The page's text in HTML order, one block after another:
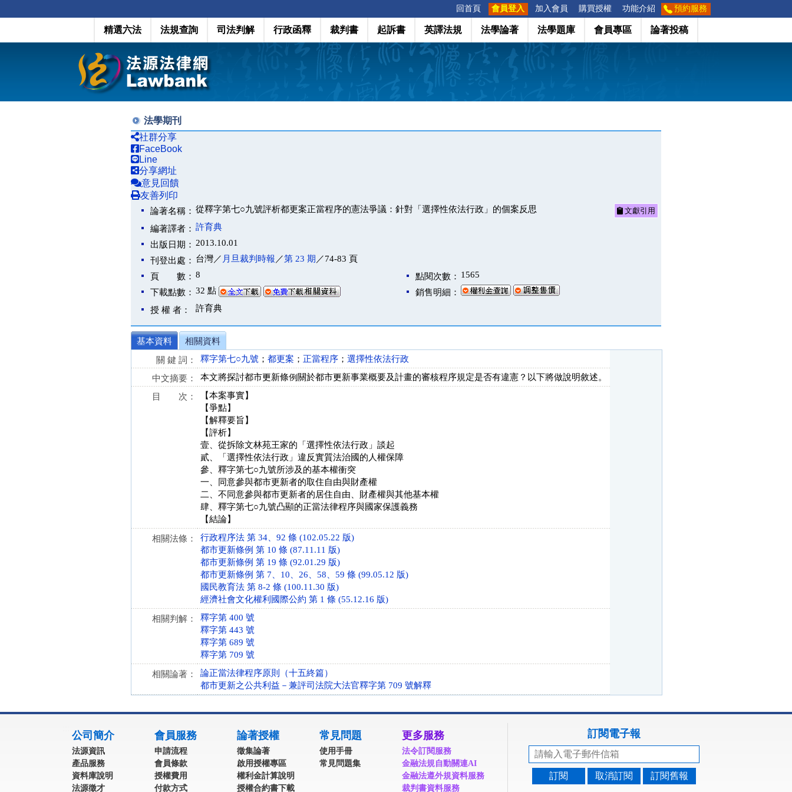
回首頁 會員登入 加入會員 購買授權 功能介紹 預約服務
精選六法 法規查詢 司法判解 行政函釋 裁判書 起訴書 英譯法規 法學論著 法學題庫 會員專區 論著投稿
法學期刊
社群分享
FaceBook
Line
分享網址
意見回饋
友善列印
論著名稱： 從釋字第七○九號評析都更案正當程序的憲法爭議：針對「選擇性依法行政」的個案反思 文獻引用
編著譯者： 許育典
出版日期： 2013.10.01
刊登出處： 台灣／ 月旦裁判時報 ／第 23 期 ／74-83 頁
頁 數： 8 點閱次數： 1565
下載點數： 32 點
銷售明細：
授 權 者：
許育典
基本資料
相關資料
關 鍵 詞：
釋字第七○九號 ； 都更案 ； 正當程序 ； 選擇性依法行政
中文摘要： 本文將探討都市更新條例關於都市更新事業概要及計畫的審核程序規定是否有違憲？以下將做說明敘述。
目 次：
【本案事實】
【爭點】
【解釋要旨】
【評析】
壹、從拆除文林苑王家的「選擇性依法行政」談起
貳、「選擇性依法行政」違反實質法治國的人權保障
參、釋字第七○九號所涉及的基本權衝突
一、同意參與都市更新者的取住自由與財產權
二、不同意參與都市更新者的居住自由、財產權與其他基本權
肆、釋字第七○九號凸顯的正當法律程序與國家保護義務
【結論】
相關法條：
行政程序法 第 34、92 條 (102.05.22 版)
都市更新條例 第 10 條 (87.11.11 版)
都市更新條例 第 19 條 (92.01.29 版)
都市更新條例 第 7、10、26、58、59 條 (99.05.12 版)
國民教育法 第 8-2 條 (100.11.30 版)
經濟社會文化權利國際公約 第 1 條 (55.12.16 版)
相關判解：
釋字第 400 號
釋字第 443 號
釋字第 689 號
釋字第 709 號
相關論著：
論正當法律程序原則（十五終篇）
都市更新之公共利益－兼評司法院大法官釋字第 709 號解釋
公司簡介
法源資訊
產品服務
資料庫說明
法源徵才
會員服務
申請流程
會員條款
授權費用
付款方式
論著授權
徵集論著
啟用授權專區
權利金計算說明
授權合約書下載
常見問題
使用手冊
常見問題集
更多服務
法令訂閱服務
金融法規自動關連AI
金融法遵外規資料服務
裁判書資料服務
訂閱電子報
訂閱 取消訂閱 訂閱舊報